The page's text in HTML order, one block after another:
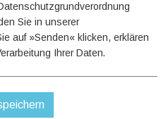
Sie in unserer
auf »Senden« klicken, erklären
Ihrer Daten.